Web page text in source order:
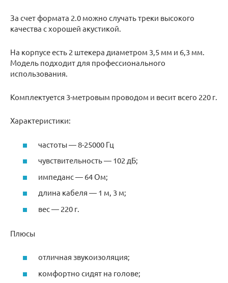
За счет формата 2.0 можно случать треки высокого
качества с хорошей акустикой.
На корпусе есть 2 штекера диаметром 3,5 мм и 6,3 мм.
Модель подходит для профессионального
использования.
Комплектуется 3-метровым проводом и весит всего 220 г.
Характеристики:
частоты — 8-25000 Гц
чувствительность — 102 дБ;
импеданс — 64 Ом;
длина кабеля — 1 м, 3 м;
вес — 220 г.
Плюсы
отличная звукоизоляция;
комфортно сидят на голове;